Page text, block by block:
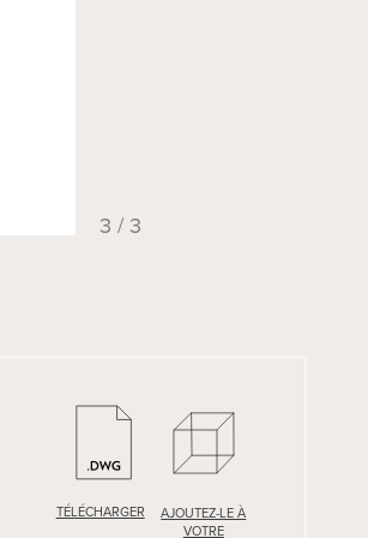
3 / 3
TÉLÉCHARGER
AJOUTEZ-LE À
VOTRE
TÉLÉCHARGER
AJOUTEZ-LE À
VOTRE